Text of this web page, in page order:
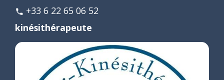
phone +33 6 22 65 06 52
kinésithérapeute